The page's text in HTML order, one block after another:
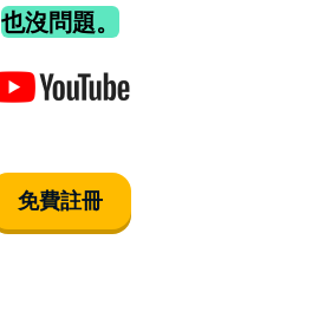
也沒問題。
免費註冊